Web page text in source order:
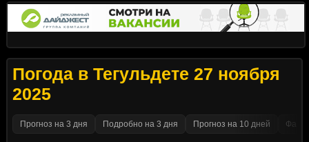
Погода в Тегульдете 27 ноября
2025
Прогноз на 3 дня Подробно на 3 дня Прогноз на 10 дней